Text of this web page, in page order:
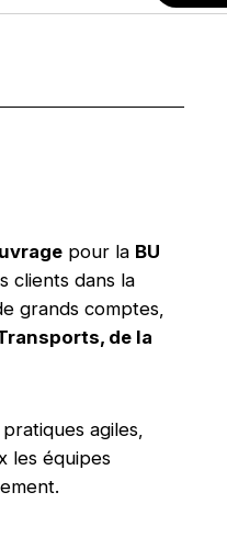
pour la BU
clients dans la
grands comptes,
de la
agiles,
les équipes